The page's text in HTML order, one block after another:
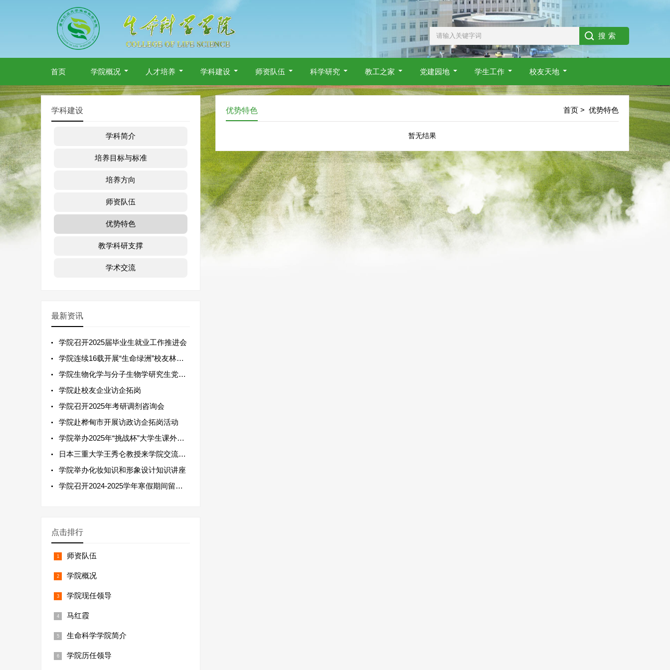
首页 学院概况 人才培养 学科建设 师资队伍 科学研究 教工之家 党建园地 学生工作 校友天地
首页 > 优势特色
优势特色
暂无结果
学科建设
学科简介
培养目标与标准
培养方向
师资队伍
优势特色
教学科研支撑
学术交流
最新资讯
学院召开2025届毕业生就业工作推进会
学院连续16载开展“生命绿洲”校友林植树活动
学院生物化学与分子生物学研究生党支部赴摆渡创新工场集团有限公司开展主题党日活动
学院赴校友企业访企拓岗
学院召开2025年考研调剂咨询会
学院赴桦甸市开展访政访企拓岗活动
学院举办2025年“挑战杯”大学生课外学术科技作品竞赛项目指导会
日本三重大学王秀仑教授来学院交流并作学术报告
学院举办化妆知识和形象设计知识讲座
学院召开2024-2025学年寒假期间留校研究生安全教育会
点击排行
师资队伍
学院概况
学院现任领导
马红霞
生命科学学院简介
学院历任领导